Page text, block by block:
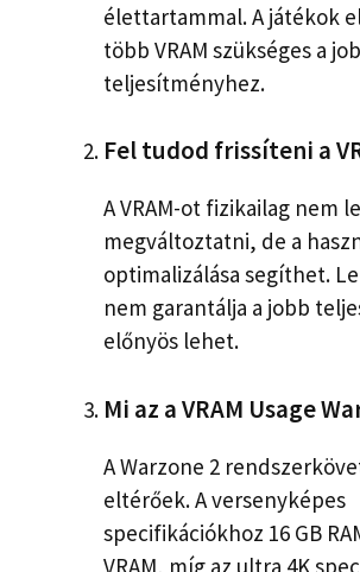
élettartammal. A játékok
több VRAM szükséges a
teljesítményhez.
Fel tudod frissíteni a
A VRAM-ot fizikailag nem
megváltoztatni, de a
optimalizálása segíthet.
nem garantálja a jobb
előnyös lehet.
Mi az a VRAM Usage
A Warzone 2
eltérőek. A versenyképes
specifikációkhoz 16 GB
VRAM, míg az ultra 4K